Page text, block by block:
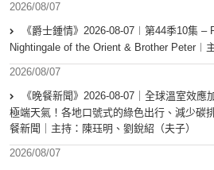
2026/08/07
《爵士鍾情》2026-08-07︱第44季10集 –
Nightingale of the Orient & Brother Peter︱
2026/08/07
《晚餐新聞》2026-08-07｜全球溫室效
極端天氣！各地口號式的綠色出行、減少碳
餐新聞｜主持：陳珏明、劉銳紹（夫子）
2026/08/07